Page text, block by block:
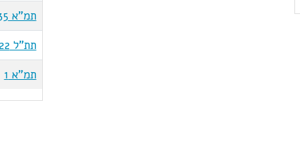
תמ"א 35 שינוי 1
תת"ל 22ב
תמ"א 1